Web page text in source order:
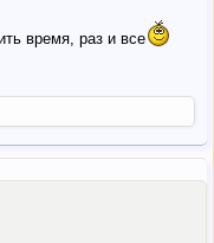
время, раз и все